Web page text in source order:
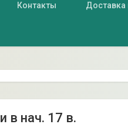
Контакты Доставка
в нач. 17 в.